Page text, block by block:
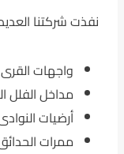
نفذت شركتنا
واجهات القرى
مداخل الفلل
أرضيات
ممرات